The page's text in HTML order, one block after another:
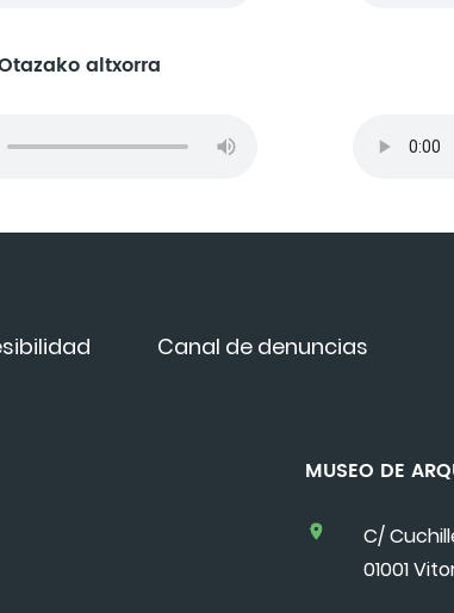
altxorra
Canal de denuncias
MUSEO DE
C/
01001